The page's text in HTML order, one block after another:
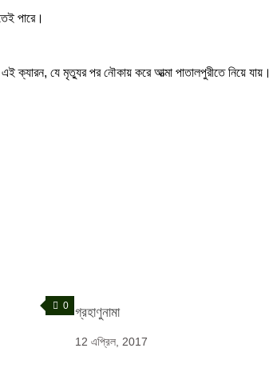
পারে।
যে মৃত্যুর পর নৌকায় করে আত্মা পাতালপুরীতে নিয়ে যায়।
0 গ্রহাণুনামা
12 এপ্রিল, 2017